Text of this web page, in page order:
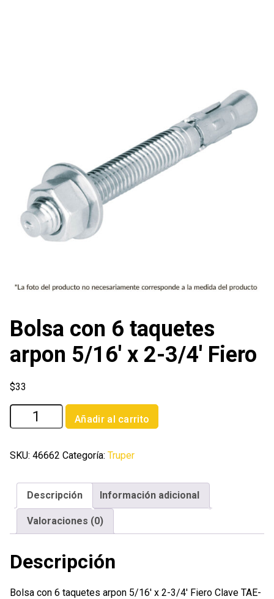
Bolsa con 6 taquetes
arpon 5/16′ x 2-3/4′ Fiero
$33
Bolsa
con
taquetes
5/16'
2-
cantidad
Añadir al carrito
SKU: 46662 Categoría: Truper
Descripción Información adicional
Valoraciones (0)
Descripción
Bolsa con 6 taquetes arpon 5/16′ x 2-3/4′ Fiero Clave TAE-